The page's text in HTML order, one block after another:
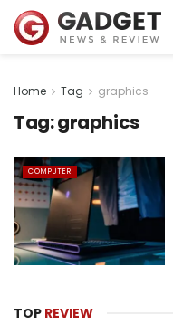
Home Tag graphics
Tag:graphics
COMPUTER
TOP REVIEW